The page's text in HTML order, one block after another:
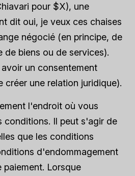
pour $X), une
dit oui, je veux ces chaises
négocié (en principe, de
de biens ou de services).
un consentement
créer une relation juridique).
l'endroit où vous
conditions. Il peut s'agir de
que les conditions
d'endommagement
Lorsque